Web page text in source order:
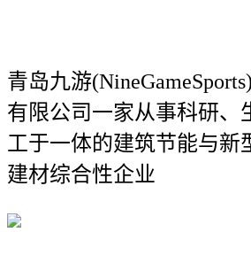
青岛九游
有限公司一家从事科研、
工于一体的建筑节能与新
建材综合性企业